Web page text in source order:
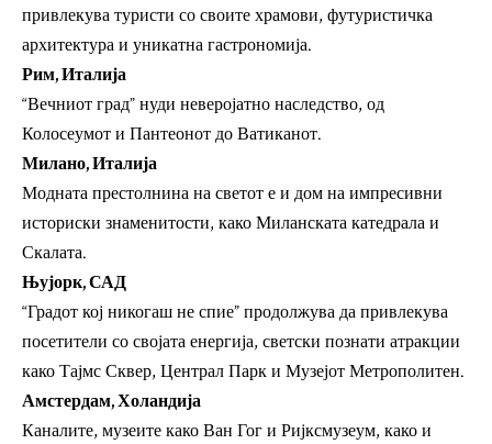
привлекува туристи со своите храмови, футуристичка
архитектура и уникатна гастрономија.
Рим, Италија
“Вечниот град” нуди неверојатно наследство, од
Колосеумот и Пантеонот до Ватиканот.
Милано, Италија
Модната престолнина на светот е и дом на импресивни
историски знаменитости, како Миланската катедрала и
Скалата.
Њујорк, САД
“Градот кој никогаш не спие” продолжува да привлекува
посетители со својата енергија, светски познати атракции
како Тајмс Сквер, Централ Парк и Музејот Метрополитен.
Амстердам, Холандија
Каналите, музеите како Ван Гог и Ријксмузеум, како и